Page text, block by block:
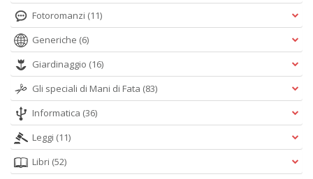
Fotoromanzi (11)
Generiche (6)
Giardinaggio (16)
Gli speciali di Mani di Fata (83)
Informatica (36)
Leggi (11)
Libri (52)